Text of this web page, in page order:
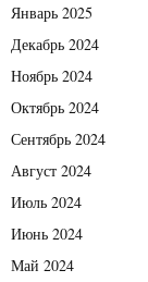
Январь 2025
Декабрь 2024
Ноябрь 2024
Октябрь 2024
Сентябрь 2024
Август 2024
Июль 2024
Июнь 2024
Май 2024